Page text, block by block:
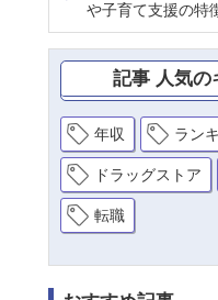
や子育て支援の特
記事 人気の
年収 ラン
ドラッグストア
転職